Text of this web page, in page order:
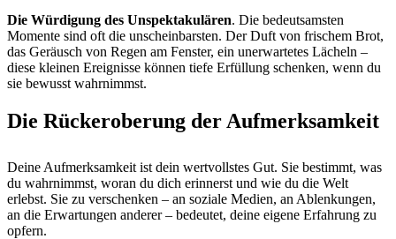
Die Würdigung des Unspektakulären. Die bedeutsamsten
Momente sind oft die unscheinbarsten. Der Duft von frischem Brot,
das Geräusch von Regen am Fenster, ein unerwartetes Lächeln –
diese kleinen Ereignisse können tiefe Erfüllung schenken, wenn du
sie bewusst wahrnimmst.
Die Rückeroberung der Aufmerksamkeit
Deine Aufmerksamkeit ist dein wertvollstes Gut. Sie bestimmt, was
du wahrnimmst, woran du dich erinnerst und wie du die Welt
erlebst. Sie zu verschenken – an soziale Medien, an Ablenkungen,
an die Erwartungen anderer – bedeutet, deine eigene Erfahrung zu
opfern.